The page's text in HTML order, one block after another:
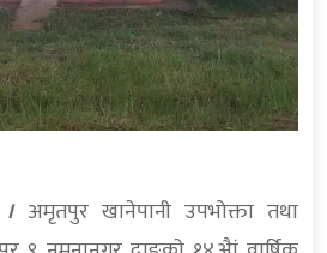
अमृतपुर खानेपानी उपभोक्ता तथा